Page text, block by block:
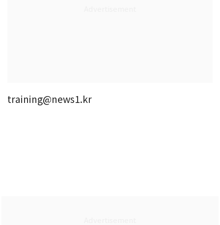
training@news1.kr